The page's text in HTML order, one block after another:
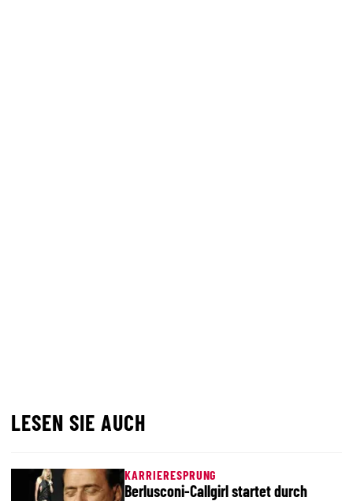
LESEN SIE AUCH
KARRIERESPRUNG
Berlusconi-Callgirl startet durch